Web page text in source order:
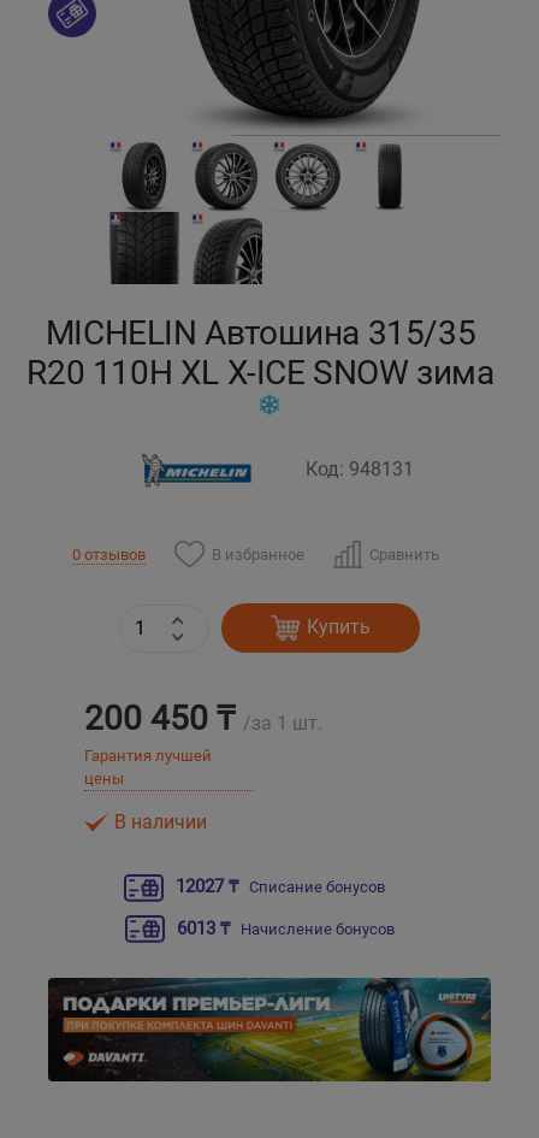
MICHELIN Автошина 315/35
R20 110H XL X-ICE SNOW зима
Код: 948131
0 отзывов В избранное Сравнить
Купить
200 450 ₸ /за 1 шт.
Гарантия лучшей
цены
В наличии
12027 ₸ Списание бонусов
6013 ₸ Начисление бонусов
Кокшетау
Кызылорда
Павлодар
Петропавловск
Семей
Шымкент
Экибастуз